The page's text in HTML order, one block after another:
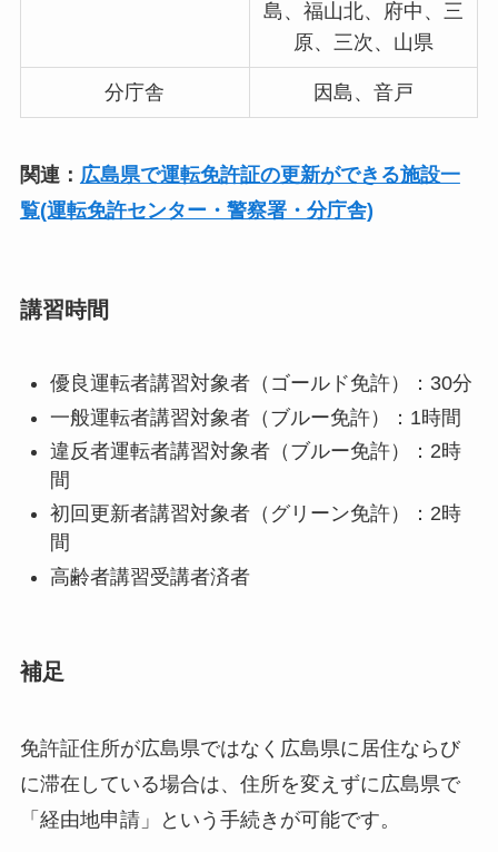
島、福山北、府中、三
原、三次、山県
分庁舎 因島、音戸
関連： 広島県で運転免許証の更新ができる施設一
覧(運転免許センター・警察署・分庁舎)
講習時間
優良運転者講習対象者（ゴールド免許）：30分
一般運転者講習対象者（ブルー免許）：1時間
違反者運転者講習対象者（ブルー免許）：2時
間
初回更新者講習対象者（グリーン免許）：2時
間
高齢者講習受講者済者
補足
免許証住所が広島県ではなく広島県に居住ならび
に滞在している場合は、住所を変えずに広島県で
「経由地申請」という手続きが可能です。